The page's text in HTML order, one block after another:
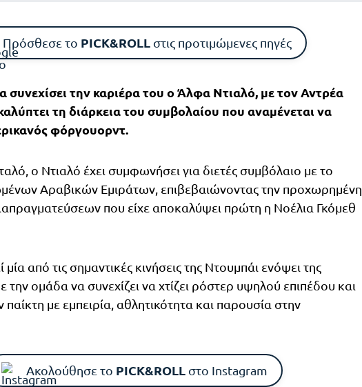
Πρόσθεσε το PICK&ROLLστις προτιμώμενες πηγές
συνεχίσει την καριέρα του ο Άλφα Ντιαλό, με τον Αντρέα
τη διάρκεια του συμβολαίου που αναμένεται να
φόργουορντ.
ο Ντιαλό έχει συμφωνήσει για διετές συμβόλαιο με το
Αραβικών Εμιράτων, επιβεβαιώνοντας την προχωρημένη
που είχε αποκαλύψει πρώτη η Νοέλια Γκόμεθ
από τις σημαντικές κινήσεις της Ντουμπάι ενόψει της
την ομάδα να συνεχίζει να χτίζει ρόστερ υψηλού επιπέδου και
παίκτη με εμπειρία, αθλητικότητα και παρουσία στην
Ακολούθησε το PICK&ROLL στο Instagram